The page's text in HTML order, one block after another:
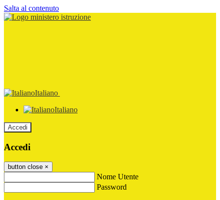
Salta al contenuto
Italiano
Italiano
Accedi
Accedi
button close ×
Nome Utente
Password